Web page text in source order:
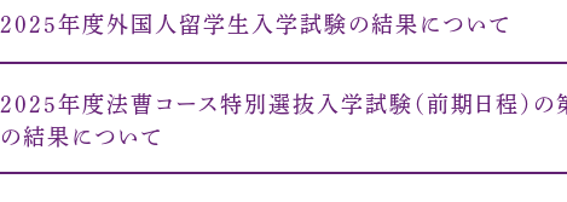
2025年度外国人留学生入学試験の結果について
2025年度法曹コース特別選抜入学試験（前期日程）の
の結果について